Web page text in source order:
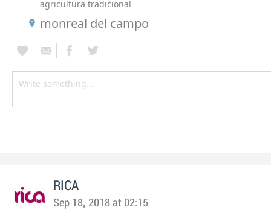
agricultura tradicional
monreal del campo
RICA
Sep 18, 2018 at 02:15